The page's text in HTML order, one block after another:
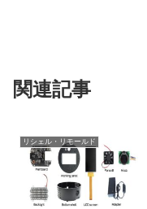
関連記事
リシェル・リモールド